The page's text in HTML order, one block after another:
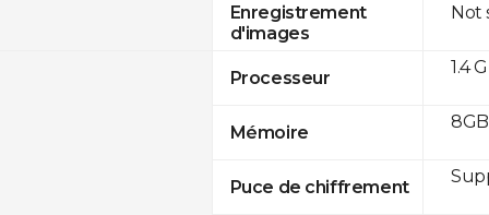
Enregistrement
d'images
Processeur
Mémoire
Puce de chiffrement
Not
1.4